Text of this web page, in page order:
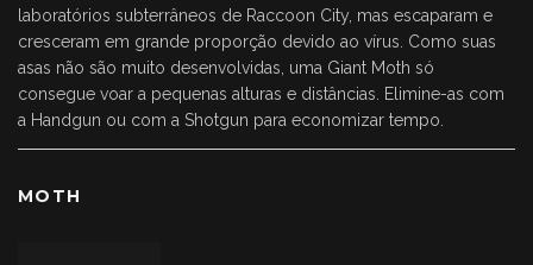
laboratórios subterrâneos de Raccoon City, mas escaparam e
cresceram em grande proporção devido ao vírus. Como suas
asas não são muito desenvolvidas, uma Giant Moth só
consegue voar a pequenas alturas e distâncias. Elimine-as com
a Handgun ou com a Shotgun para economizar tempo.
MOTH